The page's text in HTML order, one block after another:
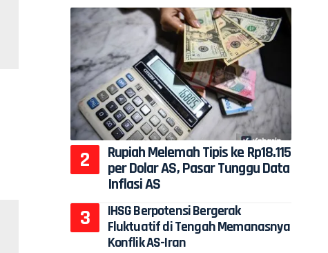
Rupiah Melemah Tipis ke Rp18.115
per Dolar AS, Pasar Tunggu Data
Inflasi AS
IHSG Berpotensi Bergerak
Fluktuatif di Tengah Memanasnya
Konflik AS-Iran